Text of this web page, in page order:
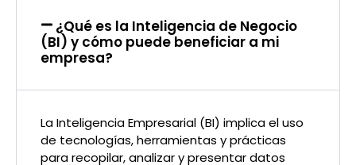
¿Qué es la Inteligencia de Negocio
(BI) y cómo puede beneficiar a mi
empresa?
La Inteligencia Empresarial (BI) implica el uso
de tecnologías, herramientas y prácticas
para recopilar, analizar y presentar datos